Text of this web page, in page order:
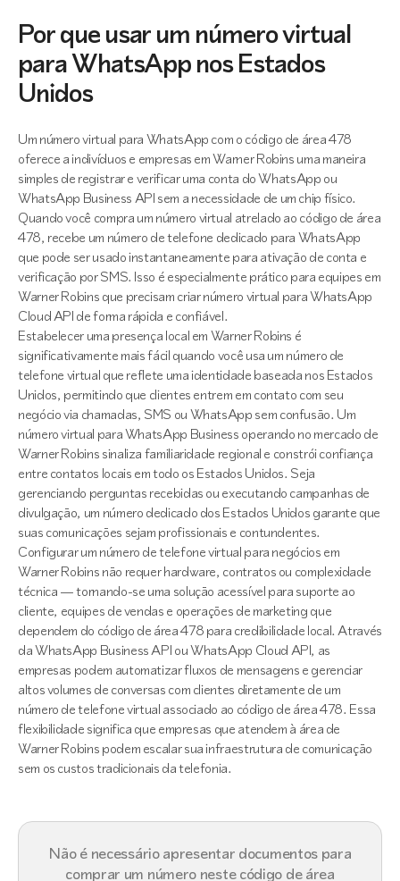
Por que usar um número virtual
para WhatsApp nos Estados
Unidos
Um número virtual para WhatsApp com o código de área 478
oferece a indivíduos e empresas em Warner Robins uma maneira
simples de registrar e verificar uma conta do WhatsApp ou
WhatsApp Business API sem a necessidade de um chip físico.
Quando você compra um número virtual atrelado ao código de área
478, recebe um número de telefone dedicado para WhatsApp
que pode ser usado instantaneamente para ativação de conta e
verificação por SMS. Isso é especialmente prático para equipes em
Warner Robins que precisam criar número virtual para WhatsApp
Cloud API de forma rápida e confiável.
Estabelecer uma presença local em Warner Robins é
significativamente mais fácil quando você usa um número de
telefone virtual que reflete uma identidade baseada nos Estados
Unidos, permitindo que clientes entrem em contato com seu
negócio via chamadas, SMS ou WhatsApp sem confusão. Um
número virtual para WhatsApp Business operando no mercado de
Warner Robins sinaliza familiaridade regional e constrói confiança
entre contatos locais em todo os Estados Unidos. Seja
gerenciando perguntas recebidas ou executando campanhas de
divulgação, um número dedicado dos Estados Unidos garante que
suas comunicações sejam profissionais e contundentes.
Configurar um número de telefone virtual para negócios em
Warner Robins não requer hardware, contratos ou complexidade
técnica — tornando-se uma solução acessível para suporte ao
cliente, equipes de vendas e operações de marketing que
dependem do código de área 478 para credibilidade local. Através
da WhatsApp Business API ou WhatsApp Cloud API, as
empresas podem automatizar fluxos de mensagens e gerenciar
altos volumes de conversas com clientes diretamente de um
número de telefone virtual associado ao código de área 478. Essa
flexibilidade significa que empresas que atendem à área de
Warner Robins podem escalar sua infraestrutura de comunicação
sem os custos tradicionais da telefonia.
Não é necessário apresentar documentos para
comprar um número neste código de área